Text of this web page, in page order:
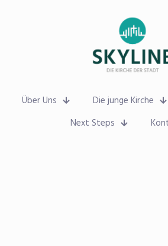
Über Uns Die junge Kirche
Next Steps